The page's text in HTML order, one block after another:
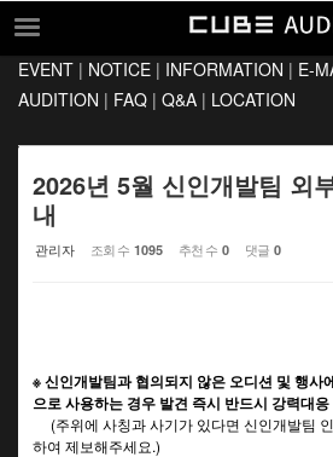
EVENT
INFORMATION
E-MAIL AUDITION
DM AUDITION
LOCATION
EVENT | NOTICE | INFORMATION | E-
AUDITION | FAQ | Q&A | LOCATION
2026년 5월 신인개발팀 외
내
관리자 조회 수 1095 추천 수 0 댓글 0
※ 신인개발팀과 협의되지 않은 오디션 및 행사
으로 사용하는 경우 발견 즉시 반드시 강력대
(주위에 사칭과 사기가 있다면 신인개발팀
하여 제보해주세요.)